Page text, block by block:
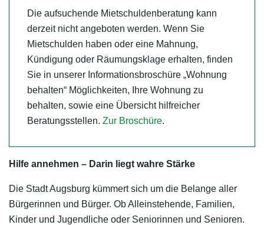
Die aufsuchende Mietschuldenberatung kann
derzeit nicht angeboten werden. Wenn Sie
Mietschulden haben oder eine Mahnung,
Kündigung oder Räumungsklage erhalten, finden
Sie in unserer Informationsbroschüre „Wohnung
behalten“ Möglichkeiten, Ihre Wohnung zu
behalten, sowie eine Übersicht hilfreicher
Beratungsstellen. Zur Broschüre.
Hilfe annehmen – Darin liegt wahre Stärke
Die Stadt Augsburg kümmert sich um die Belange aller
Bürgerinnen und Bürger. Ob Alleinstehende, Familien,
Kinder und Jugendliche oder Seniorinnen und Senioren.